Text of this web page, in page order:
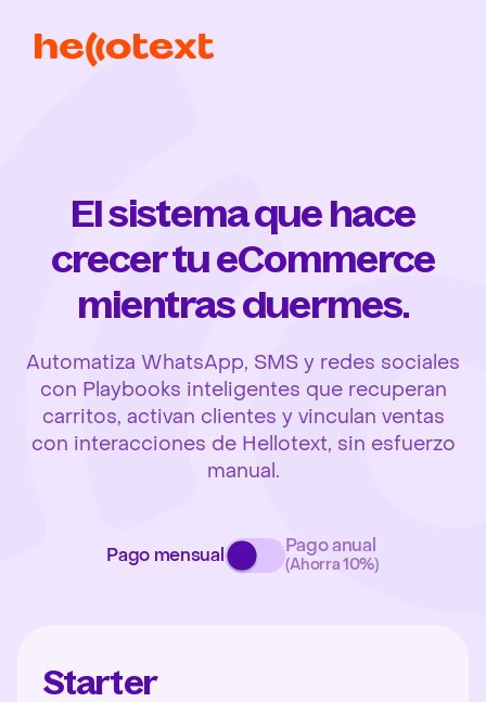
El sistema que hace
crecer tu eCommerce
mientras duermes.
Automatiza WhatsApp, SMS y redes sociales
con Playbooks inteligentes que recuperan
carritos, activan clientes y vinculan ventas
con interacciones de Hellotext, sin esfuerzo
manual.
Pago mensual Pago anual
(Ahorra 10%)
Starter